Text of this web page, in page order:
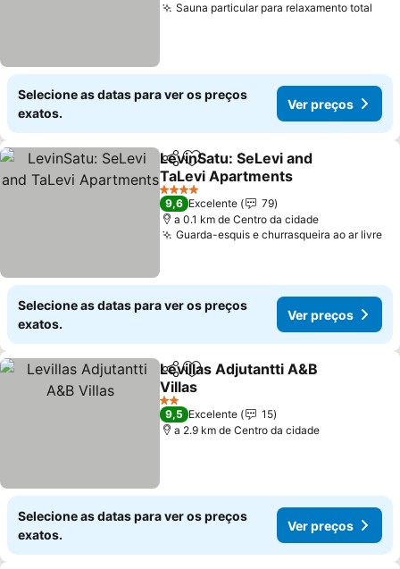
Sauna particular para relaxamento total
Selecione as datas para ver os preços
exatos.
Ver preços
PartilharAdicionar aos favoritos
LevinSatu: SeLevi and
TaLevi Apartments
Ver preços
4 Estrelas
9,6 Excelente
79
a 0.1 km de Centro da cidade
Guarda-esquis e churrasqueira ao ar livre
Selecione as datas para ver os preços
exatos.
Ver preços
PartilharAdicionar aos favoritos
Levillas Adjutantti A&B
Villas
Ver preços
2 Estrelas
9,5 Excelente
15
a 2.9 km de Centro da cidade
Selecione as datas para ver os preços
exatos.
Ver preços